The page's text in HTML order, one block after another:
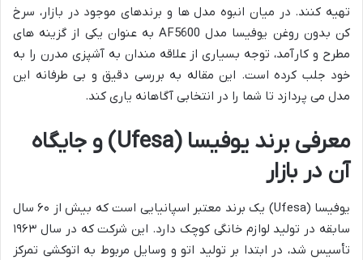
تهیه کنند. در میان انبوه مدل ها و برندهای موجود در بازار، سرخ
کن بدون روغن یوفیسا مدل AF5600 به عنوان یکی از گزینه های
مطرح و کارآمد، توجه بسیاری از علاقه مندان به آشپزی مدرن را به
خود جلب کرده است. این مقاله به بررسی دقیق و بی طرفانه این
مدل می پردازد تا شما را در انتخابی آگاهانه یاری کند.
معرفی برند یوفیسا (Ufesa) و جایگاه
آن در بازار
یوفیسا (Ufesa) یک برند معتبر اسپانیایی است که بیش از ۶۰ سال
سابقه در تولید لوازم خانگی کوچک دارد. این شرکت که در سال ۱۹۶۳
تأسیس شد، در ابتدا بر تولید اتو و وسایل مربوط به اتوکشی تمرکز